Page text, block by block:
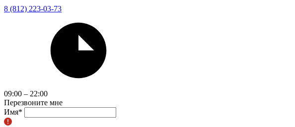
8 (812) 223-03-73
09:00 – 22:00
Перезвоните мне
Имя*